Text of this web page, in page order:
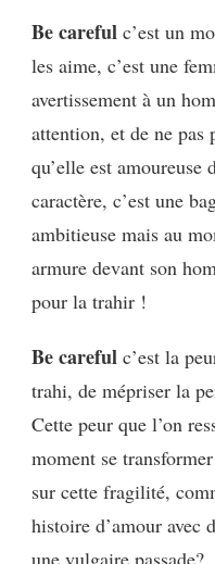
Be careful c’est un
les aime, c’est une
avertissement à un
attention, et de ne
qu’elle est
caractère, c’est une
ambitieuse mais au
armure devant son
pour la trahir !
Be careful c’est la
trahi, de mépriser la
Cette peur que l’on
moment se
sur cette fragilité,
histoire d’amour avec
une vulgaire passade?